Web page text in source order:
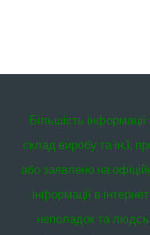
Більшість
склад виробу та ін.),
або заявлено на
інформації в
неполадок та